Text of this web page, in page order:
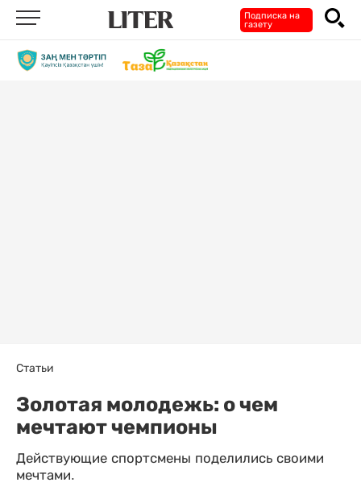
Подписка на
газету
Статьи
Золотая молодежь: о чем
мечтают чемпионы
Действующие спортсмены поделились своими
мечтами.